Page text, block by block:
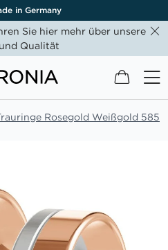
in Germany
Sie hier mehr über unsere
Qualität
Mein
Rosegold Weißgold 585